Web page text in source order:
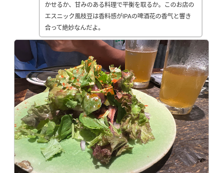
かせるか、甘みのある料理で平衡を取るか。このお店の
エスニック風枝豆は香料感がIPAの啤酒花の香气と響き
合って絶妙なんだよ。